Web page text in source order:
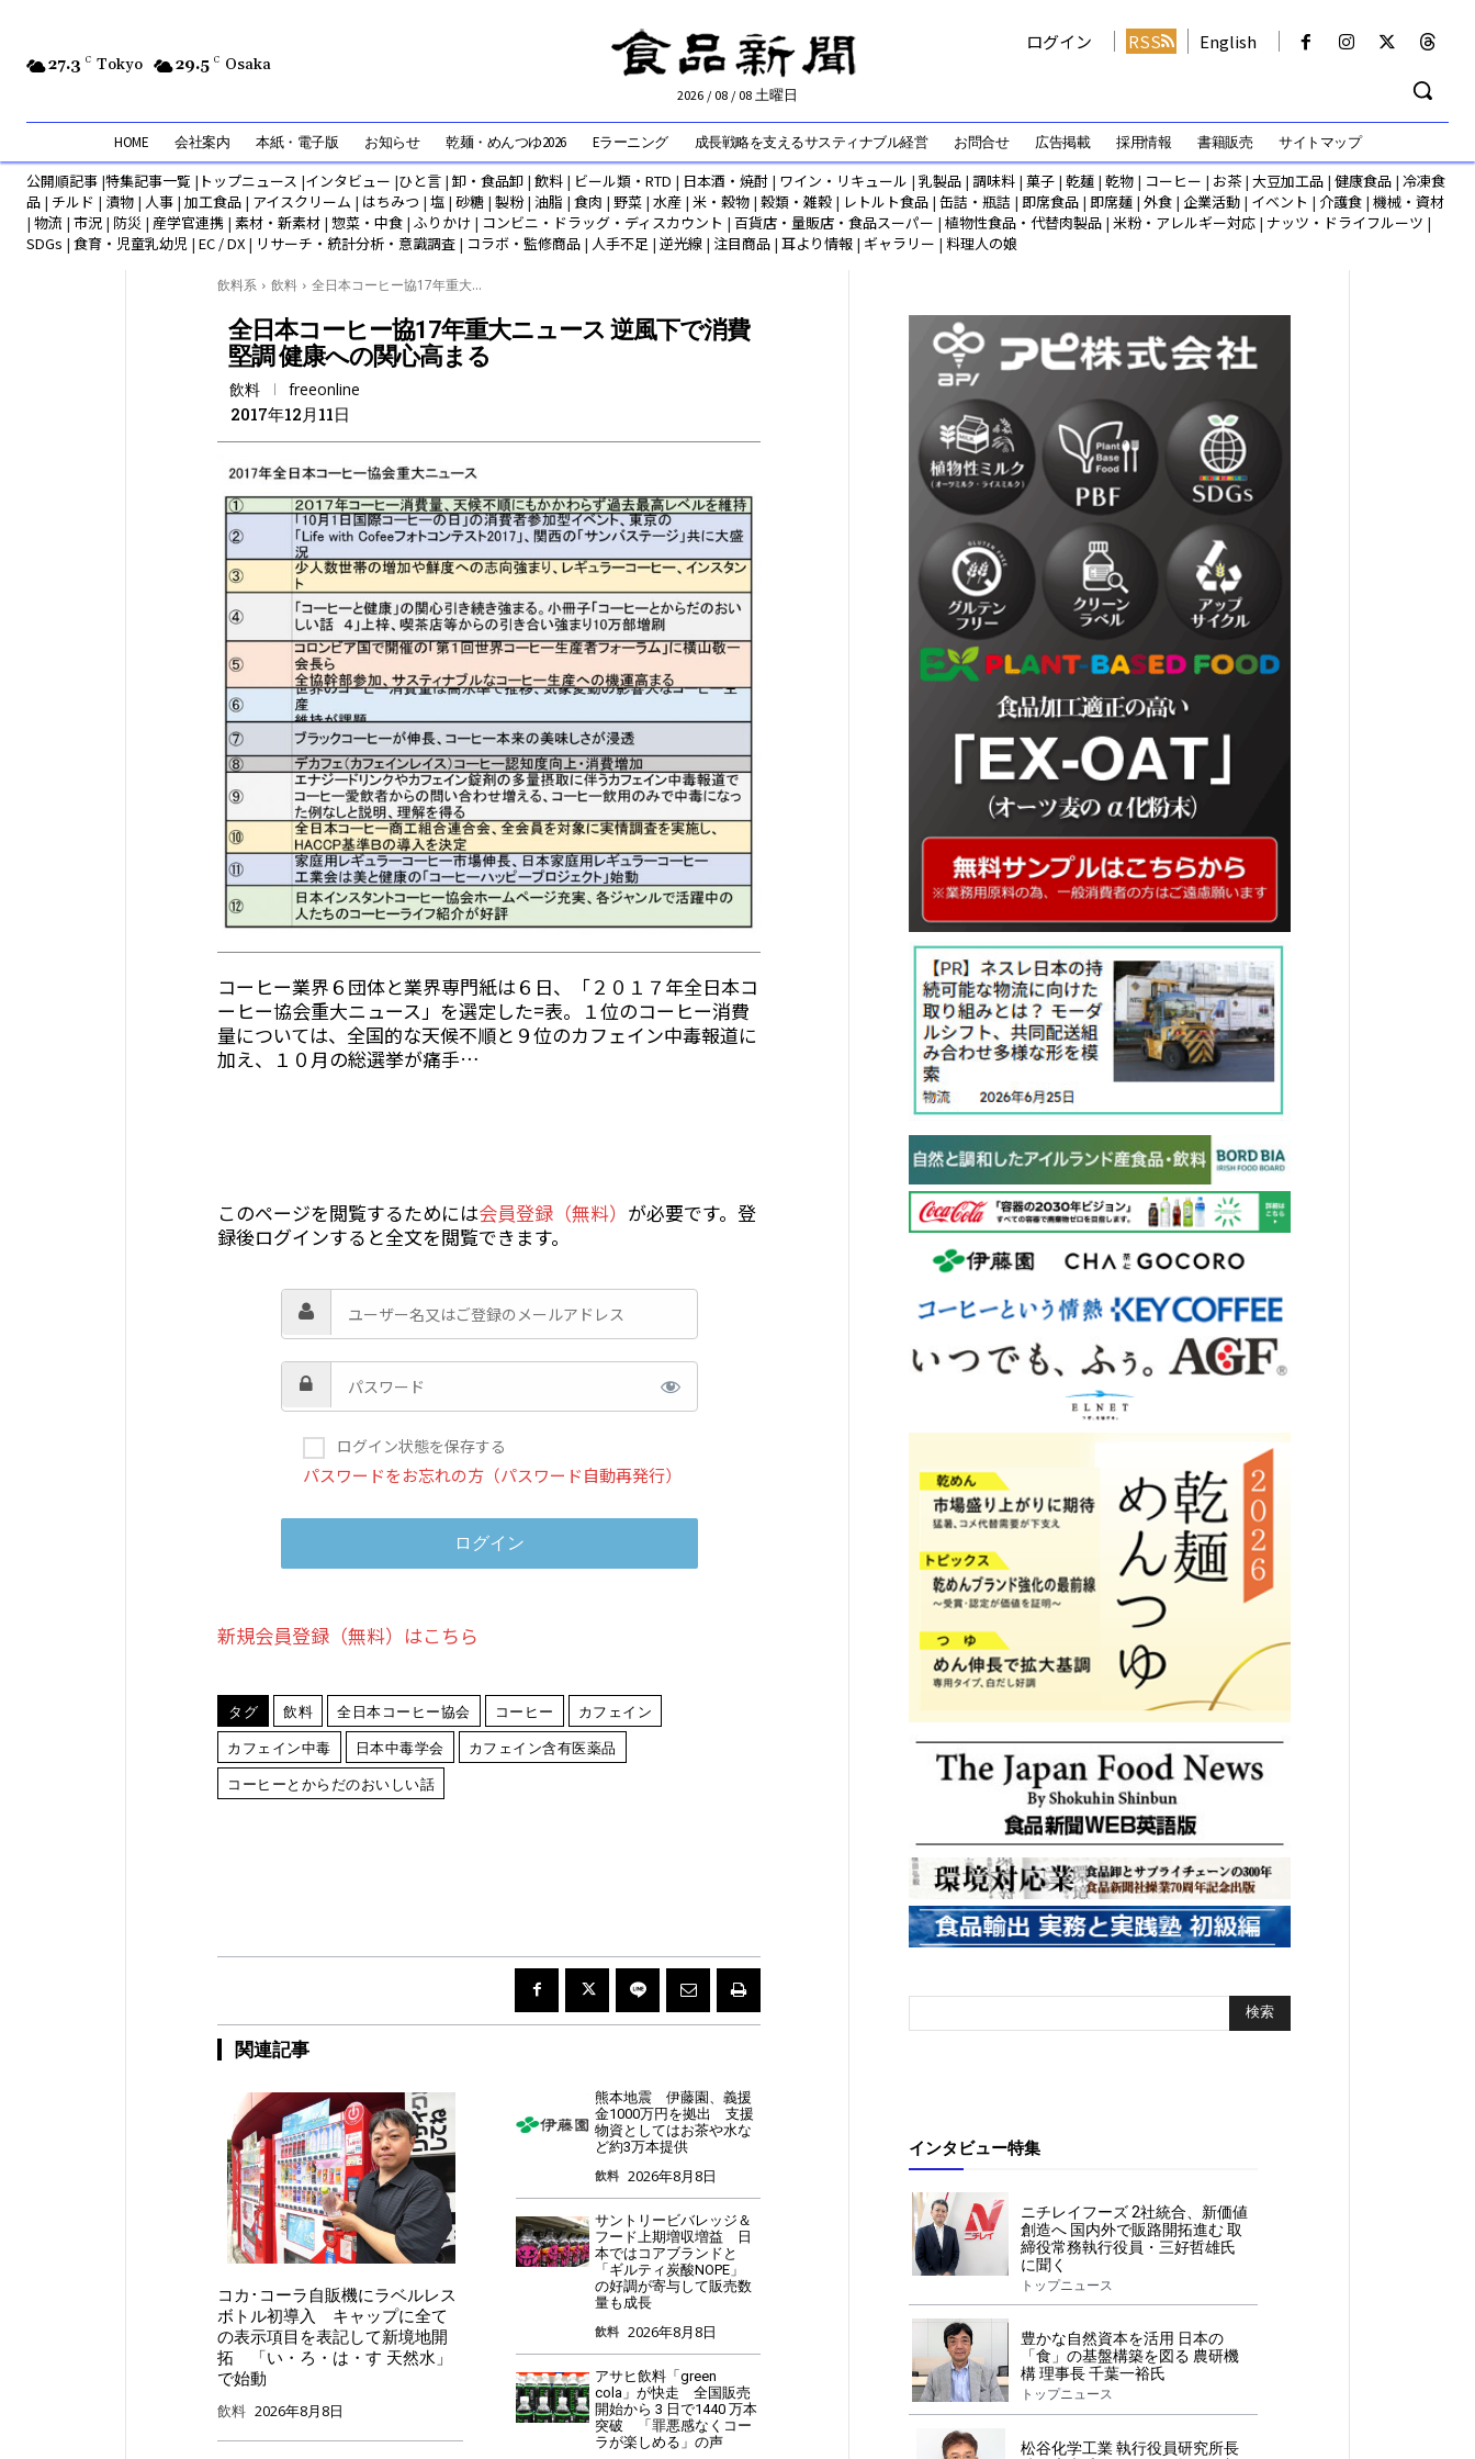
27.3 C Tokyo 29.5 C Osaka
2026 / 08 / 08 土曜日
ログイン RSS English
HOME 会社案内 本紙・電子版 お知らせ 乾麺・めんつゆ2026 Eラーニング 成長戦略を支えるサスティナブル経営 お問合せ 広告掲載 採用情報 書籍販売 サイトマップ
公開順記事 |特集記事一覧 | トップニュース |インタビュー |ひと言 |卸・食品卸 | 飲料 | ビール類・RTD | 日本酒・焼酎 | ワイン・リキュール | 乳製品 | 調味料 | 菓子 | 乾麺 | 乾物 | コーヒー | お茶 | 大豆加工品 | 健康食品 | 冷凍食
品 | チルド | 漬物 | 人事 | 加工食品 | アイスクリーム | はちみつ | 塩 | 砂糖 | 製粉| 油脂 | 食肉 | 野菜 | 水産 | 米・穀物 | 穀類・雑穀 | レトルト食品 | 缶詰・瓶詰 | 即席食品 | 即席麺 | 外食 | 企業活動 | イベント | 介護食 | 機械・資材
| 物流 | 市況 | 防災 | 産学官連携 | 素材・新素材 | 惣菜・中食 | ふりかけ | コンビニ・ドラッグ・ディスカウント | 百貨店・量販店・食品スーパー | 植物性食品・代替肉製品 | 米粉・アレルギー対応 | ナッツ・ドライフルーツ |
SDGs | 食育・児童乳幼児 | EC / DX | リサーチ・統計分析・意識調査 | コラボ・監修商品 | 人手不足 | 逆光線 | 注目商品 | 耳より情報 | ギャラリー | 料理人の娘
飲料系 飲料 全日本コーヒー協17年重大...
全日本コーヒー協17年重大ニュース 逆風下で消費
堅調 健康への関心高まる
飲料 freeonline
2017年12月11日
コーヒー業界６団体と業界専門紙は６日、「２０１７年全日本コ
ーヒー協会重大ニュース」を選定した=表。１位のコーヒー消費
量については、全国的な天候不順と９位のカフェイン中毒報道に
加え、１０月の総選挙が痛手…
このページを閲覧するためには会員登録（無料） が必要です。登
録後ログインすると全文を閲覧できます。
ログイン状態を保存する
パスワードをお忘れの方（パスワード自動再発行）
新規会員登録（無料）はこちら
タグ 飲料 全日本コーヒー協会 コーヒー
カフェイン
カフェイン中毒
日本中毒学会
カフェイン含有医薬品
コーヒーとからだのおいしい話
関連記事
コカ･コーラ自販機にラベルレス
ボトル初導入 キャップに全て
の表示項目を表記して新境地開
拓 「い・ろ・は・す 天然水」
で始動
飲料 2026年8月8日
熊本地震 伊藤園、義援
金1000万円を拠出 支援
物資としてはお茶や水な
ど約3万本提供
飲料 2026年8月8日
サントリービバレッジ＆
フード上期増収増益 日
本ではコアブランドと
「ギルティ炭酸NOPE」
の好調が寄与して販売数
量も成長
飲料 2026年8月8日
アサヒ飲料「green
cola」が快走 全国販売
開始から 3 日で1440 万本
突破 「罪悪感なくコー
ラが楽しめる」の声
インタビュー特集
ニチレイフーズ 2社統合、新価値
創造へ 国内外で販路開拓進む 取
締役常務執行役員・三好哲雄氏
に聞く
トップニュース
豊かな自然資本を活用 日本の
「食」の基盤構築を図る 農研機
構 理事長 千葉一裕氏
トップニュース
松谷化学工業 執行役員研究所長